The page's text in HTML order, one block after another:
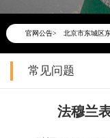
官网公告>
2026年6月法
节假日正常营
常见问题
法穆兰